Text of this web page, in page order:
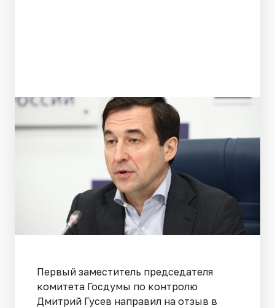
Первый заместитель председателя
комитета Госдумы по контролю
Дмитрий Гусев направил на отзыв в